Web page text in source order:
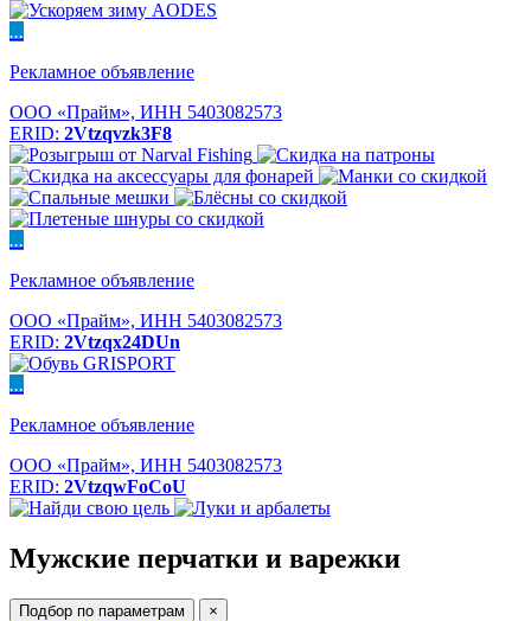
...
Рекламное объявление
ООО «Прайм», ИНН 5403082573
ERID: 2Vtzqvzk3F8
...
Рекламное объявление
ООО «Прайм», ИНН 5403082573
ERID: 2Vtzqx24DUn
...
Рекламное объявление
ООО «Прайм», ИНН 5403082573
ERID: 2VtzqwFoCoU
Мужские перчатки и варежки
Подбор по параметрам ×